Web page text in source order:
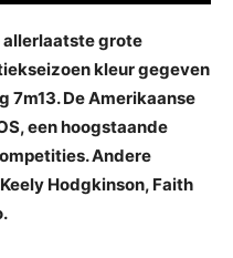
allerlaatste grote
kleur gegeven
7m13. De Amerikaanse
een hoogstaande
Andere
Hodgkinson, Faith